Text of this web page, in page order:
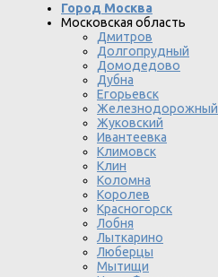
Город Москва
Московская область
Дмитров
Долгопрудный
Домодедово
Дубна
Егорьевск
Железнодорожный
Жуковский
Ивантеевка
Климовск
Клин
Коломна
Королев
Красногорск
Лобня
Лыткарино
Люберцы
Мытищи